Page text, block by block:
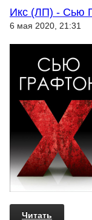
Икс (ЛП) - Сью
6 мая 2020, 21:31
Читать